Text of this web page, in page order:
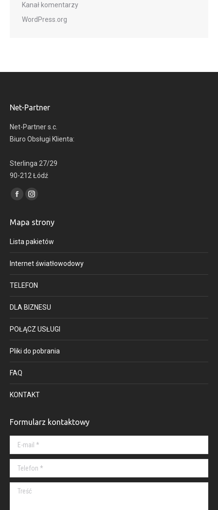
Kanał komentarzy
WordPress.org
Net-Partner
Net-Partner s.c.
Biuro Obsługi Klienta:
Sterlinga 27/29
90-212 Łódź
Find us on:
Facebook
opens
in
window
Instagram
opens
in
window
Mapa strony
Lista pakietów
Internet światłowodowy
TELEFON
DLA BIZNESU
POŁĄCZ USŁUGI
Pliki do pobrania
FAQ
KONTAKT
Formularz kontaktowy
E-mail *
Telefon *
Treść